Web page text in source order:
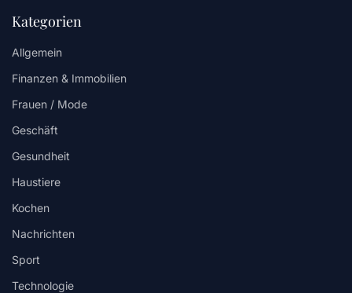
Kategorien
Allgemein
Finanzen & Immobilien
Frauen / Mode
Geschäft
Gesundheit
Haustiere
Kochen
Nachrichten
Sport
Technologie